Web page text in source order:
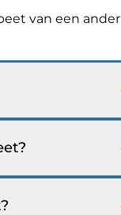
van een ander